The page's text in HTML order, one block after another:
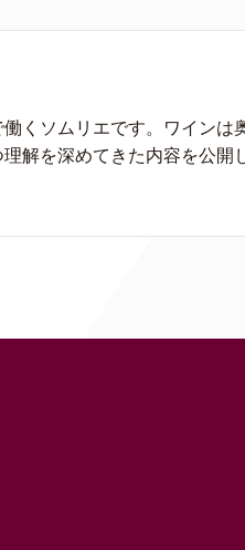
くソムリエです。ワインは
解を深めてきた内容を公開